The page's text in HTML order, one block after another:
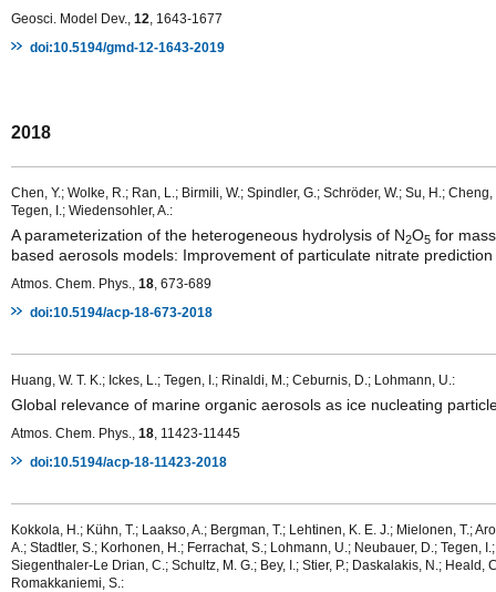
Geosci. Model Dev., 12 , 1643-1677
doi:10.5194/gmd-12-1643-2019
2018
Chen, Y.; Wolke, R.; Ran, L.; Birmili, W.; Spindler, G.; Schröder, W.; Su, H.; Cheng,
Tegen, I.; Wiedensohler, A.:
A parameterization of the heterogeneous hydrolysis of N2O5 for
based aerosols models: Improvement of particulate nitrate prediction
Atmos. Chem. Phys., 18 , 673-689
doi:10.5194/acp-18-673-2018
Huang, W. T. K.; Ickes, L.; Tegen, I.; Rinaldi, M.; Ceburnis, D.; Lohmann, U.:
Global relevance of marine organic aerosols as ice nucleating
Atmos. Chem. Phys., 18 , 11423-11445
doi:10.5194/acp-18-11423-2018
Kokkola, H.; Kühn, T.; Laakso, A.; Bergman, T.; Lehtinen, K. E. J.; Mielonen, T.;
A.; Stadtler, S.; Korhonen, H.; Ferrachat, S.; Lohmann, U.; Neubauer, D.; Tegen, I.;
Siegenthaler-Le Drian, C.; Schultz, M. G.; Bey, I.; Stier, P.; Daskalakis, N.; Heald,
Romakkaniemi, S.: